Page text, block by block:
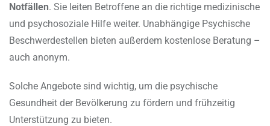
Notfällen. Sie leiten Betroffene an die richtige medizinische
und psychosoziale Hilfe weiter. Unabhängige Psychische
Beschwerdestellen bieten außerdem kostenlose Beratung –
auch anonym.
Solche Angebote sind wichtig, um die psychische
Gesundheit der Bevölkerung zu fördern und frühzeitig
Unterstützung zu bieten.